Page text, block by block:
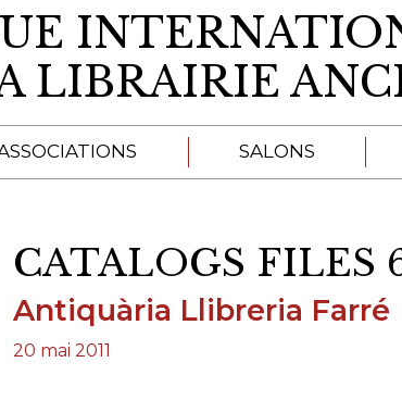
LIBRAIRIE
SALONS
CATALOGS FILES
Antiquària Llibreria Farré
20 mai 2011